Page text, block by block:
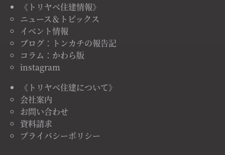
《トリヤベ住建情報》
ニュース＆トピックス
イベント情報
ブログ：トンカチの報告記
コラム：かわら版
instagram
《トリヤベ住建について》
会社案内
お問い合わせ
資料請求
プライバシーポリシー